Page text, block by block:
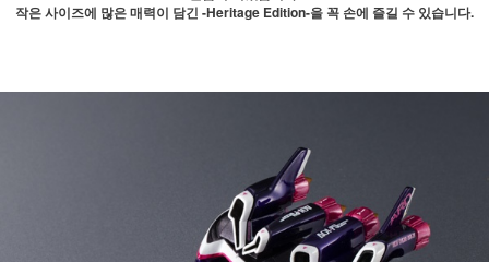
작은 사이즈에 많은 매력이 담긴 -Heritage Edition-을 꼭 손에 즐길 수 있습니다.